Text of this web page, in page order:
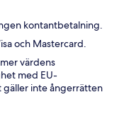
kontantbetalning.
och Mastercard.
värdens
med EU-
gäller inte ångerrätten